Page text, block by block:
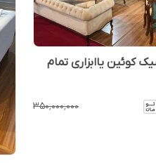
کوئین یاابزاری تمام
۳۵۰٬۰۰۰٬۰۰۰